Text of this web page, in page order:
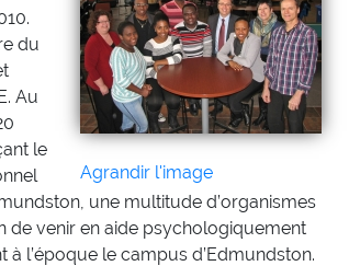
Agrandir l'image
du
Au
le
une multitude d’organismes
de venir en aide psychologiquement
l’époque le campus d’Edmundston.